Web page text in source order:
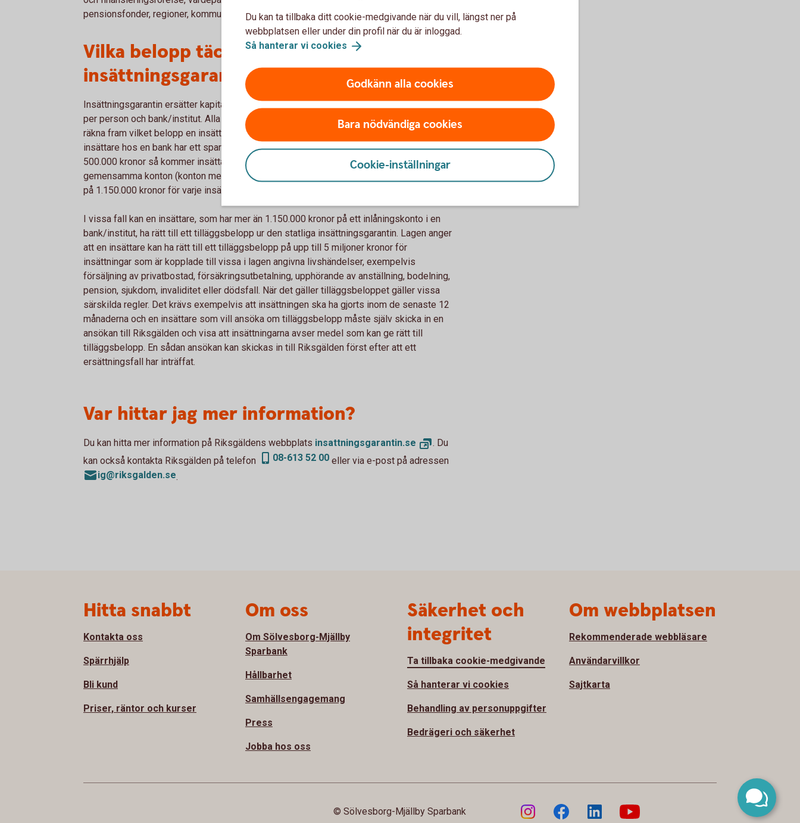
pensionsfonder, regioner, kommuner eller statliga myndigheter.
Vilka belopp täcks av den statliga
insättningsgarantin?
Insättningsgarantin ersätter kapital och ränta på inlåningskonto upp till 1.150.000 kronor
per person och bank/institut. Alla insättningar hos en bank/institut läggs samman för att
räkna fram vilket belopp en insättare har rätt till i relation till den banken/institutet. Om en
insättare hos en bank har ett sparkonto med 700.000 kronor och ett privatkonto med
500.000 kronor så kommer insättaren ersättas med 1.150.000 kronor. När det gäller
gemensamma konton (konton med flera kontohavare) gäller dock maxvärdet
på 1.150.000 kronor för varje insättare.
I vissa fall kan en insättare, som har mer än 1.150.000 kronor på ett inlåningskonto i en
bank/institut, ha rätt till ett tilläggsbelopp ur den statliga insättningsgarantin. Lagen anger
att en insättare kan ha rätt till ett tilläggsbelopp på upp till 5 miljoner kronor för
insättningar som är kopplade till vissa i lagen angivna livshändelser, exempelvis
försäljning av privatbostad, försäkringsutbetalning, upphörande av anställning, bodelning,
pension, sjukdom, invaliditet eller dödsfall. När det gäller tilläggsbeloppet gäller vissa
särskilda regler. Det krävs exempelvis att insättningen ska ha gjorts inom de senaste 12
månaderna och en insättare som vill ansöka om tilläggsbelopp måste själv skicka in en
ansökan till Riksgälden och visa att insättningarna avser medel som kan ge rätt till
tilläggsbelopp. En sådan ansökan kan skickas in till Riksgälden först efter att ett
ersättningsfall har inträffat.
Var hittar jag mer information?
Du kan hitta mer information på Riksgäldens webbplats insattningsgarantin.se
. Du
kan också kontakta Riksgälden på telefon
08-613 52 00 eller via e-post på adressen
ig@riksgalden.se.
Du kan ta tillbaka ditt cookie-medgivande när du vill, längst ner på
webbplatsen eller under din profil när du är inloggad.
Så hanterar vi cookies
Godkänn alla cookies
Bara nödvändiga cookies
Cookie-inställningar
Hitta snabbt
Kontakta oss
Spärrhjälp
Bli kund
Priser, räntor och kurser
Om oss
Om Sölvesborg-Mjällby
Sparbank
Hållbarhet
Samhällsengagemang
Press
Jobba hos oss
Säkerhet och
integritet
Ta tillbaka cookie-medgivande
Så hanterar vi cookies
Behandling av personuppgifter
Bedrägeri och säkerhet
Om webbplatsen
Rekommenderade webbläsare
Användarvillkor
Sajtkarta
© Sölvesborg-Mjällby Sparbank